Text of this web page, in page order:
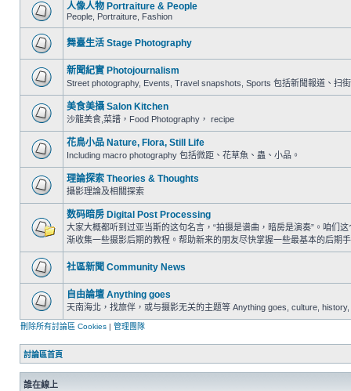
人像人物 Portraiture & People
People, Portraiture, Fashion
舞臺生活 Stage Photography
新聞紀實 Photojournalism
Street photography, Events, Travel snapshots, Sports 包括新聞報道、扫
美食美攝 Salon Kitchen
沙龍美食,菜譜，Food Photography， recipe
花鳥小品 Nature, Flora, Still Life
Including macro photography 包括微距、花草魚、蟲、小品。
理論探索 Theories & Thoughts
攝影理論及相關探索
数码暗房 Digital Post Processing
大家大概都听到过亚当斯的这句名言，“拍摄是谱曲，暗房是演奏”。咱们
渐收集一些摄影后期的教程。帮助新来的朋友尽快掌握一些最基本的后期
社區新聞 Community News
自由論壇 Anything goes
天南海北，找旅伴，或与摄影无关的主题等 Anything goes, culture,
刪除所有討論區 Cookies | 管理團隊
討論區首頁
誰在線上